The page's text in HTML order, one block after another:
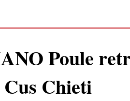
Poule
Chieti